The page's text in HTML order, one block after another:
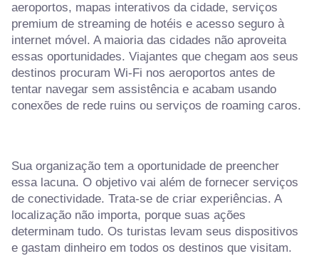
aeroportos, mapas interativos da cidade, serviços
premium de streaming de hotéis e acesso seguro à
internet móvel. A maioria das cidades não aproveita
essas oportunidades. Viajantes que chegam aos seus
destinos procuram Wi-Fi nos aeroportos antes de
tentar navegar sem assistência e acabam usando
conexões de rede ruins ou serviços de roaming caros.
Sua organização tem a oportunidade de preencher
essa lacuna. O objetivo vai além de fornecer serviços
de conectividade. Trata-se de criar experiências. A
localização não importa, porque suas ações
determinam tudo. Os turistas levam seus dispositivos
e gastam dinheiro em todos os destinos que visitam.